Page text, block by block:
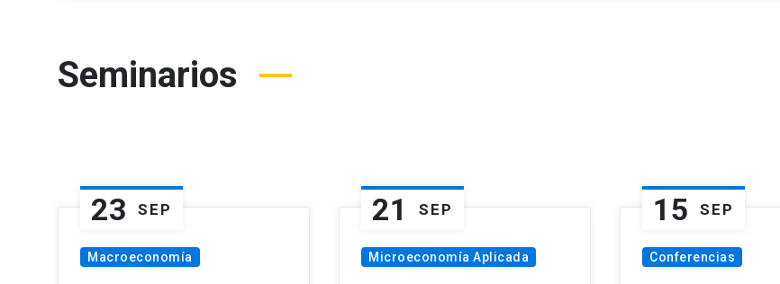
Seminarios
23 SEP
Macroeconomía
21 SEP
Microeconomía Aplicada
15 SEP
Conferencias